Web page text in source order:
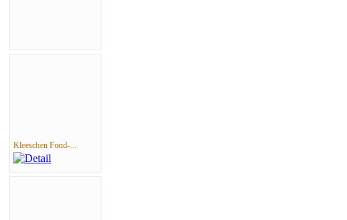
Kleeschen Fond-...